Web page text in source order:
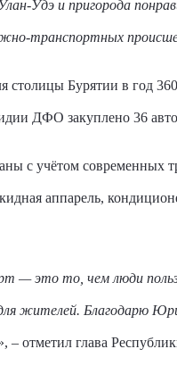
Удэ и пригорода
транспортных
столицы Бурятии в год
ДФО закуплено 36
с учётом современных
аппарель,
— это то, чем люди
жителей. Благодарю
– отметил глава